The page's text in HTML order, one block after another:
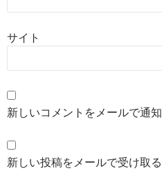
サイト
新しいコメントをメールで通知
新しい投稿をメールで受け取る